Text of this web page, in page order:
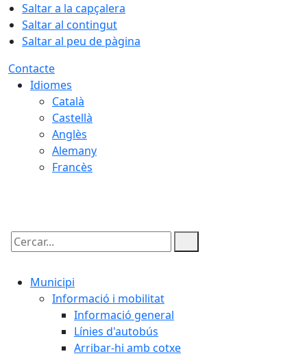
Saltar a la capçalera
Saltar al contingut
Saltar al peu de pàgina
Contacte
Idiomes
Català
Castellà
Anglès
Alemany
Francès
Cercar:
Municipi
Informació i mobilitat
Informació general
Línies d'autobús
Arribar-hi amb cotxe